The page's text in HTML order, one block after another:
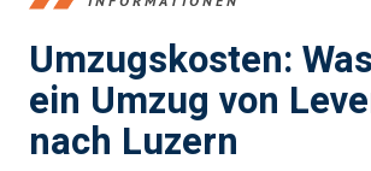
Umzugskosten:
ein Umzug von
nach Luzern